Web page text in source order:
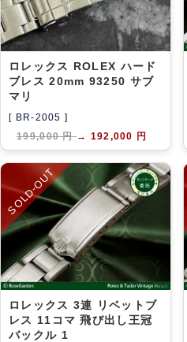
ロレックス ROLEX ハード
ブレス 20mm 93250 サブ
マリ
[ BR-2005 ]
199,000 円→ 192,000 円
SOLD-OUT
ロレックス 3連 リベットブ
レス 11コマ 飛び出し王冠
バックル 1